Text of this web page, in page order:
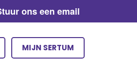
ons een email
MIJN SERTUM